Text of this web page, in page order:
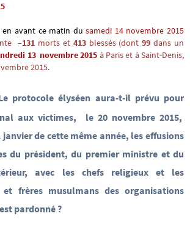
en avant ce matin dusamedi 14 novembre 2015
–131 morts et 413blessés (dont 99 dans un
13 novembre 2015 à Paris et à Saint-Denis,
2015.
protocole élyséen aura-t-il prévu pour
aux victimes, le 20 novembre 2015,
de cette même année, les effusions
du président, du premier ministre et du
avec les chefs religieux et les
frères musulmans des organisations
pardonné ?